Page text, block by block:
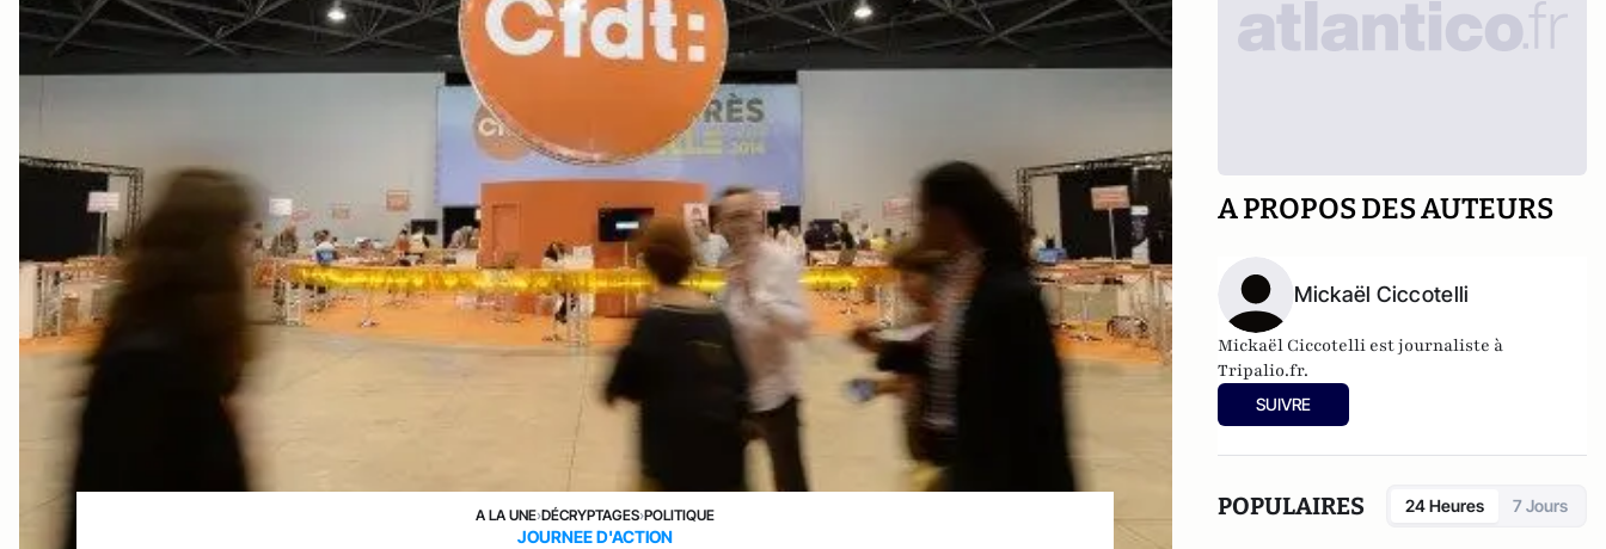
A LA UNE›DÉCRYPTAGES›POLITIQUE
JOURNEE D'ACTION
A PROPOS DES AUTEURS
Mickaël Ciccotelli
Mickaël Ciccotelli est journaliste à
Tripalio.fr.
SUIVRE
POPULAIRES 24 Heures 7 Jours